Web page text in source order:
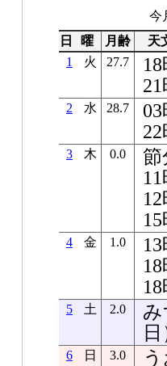
今
日
曜 月齢
天
1
火 27.7
2 水 28.7
3 木 0.0
節
4 金 1.0
5 土 2.0
み
日
6 日 3.0